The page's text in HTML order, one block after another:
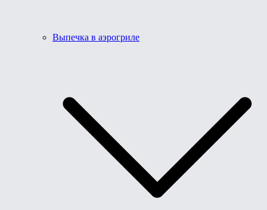
Выпечка в аэрогриле